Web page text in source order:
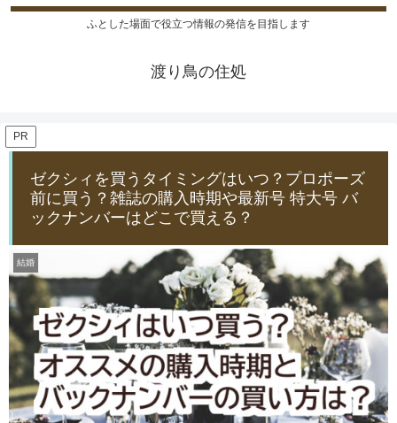
ふとした場面で役立つ情報の発信を目指します
渡り鳥の住処
PR
ゼクシィを買うタイミングはいつ？プロポーズ
前に買う？雑誌の購入時期や最新号 特大号 バ
ックナンバーはどこで買える？
結婚